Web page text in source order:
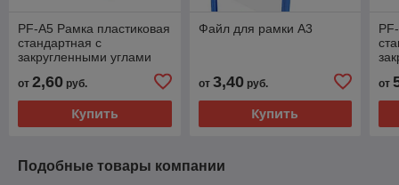
PF-A5 Рамка пластиковая
стандартная с
закругленными углами
от 2,60 руб.
Купить
Файл для рамки А3
от 3,40руб.
Купить
от
Подобные товары компании